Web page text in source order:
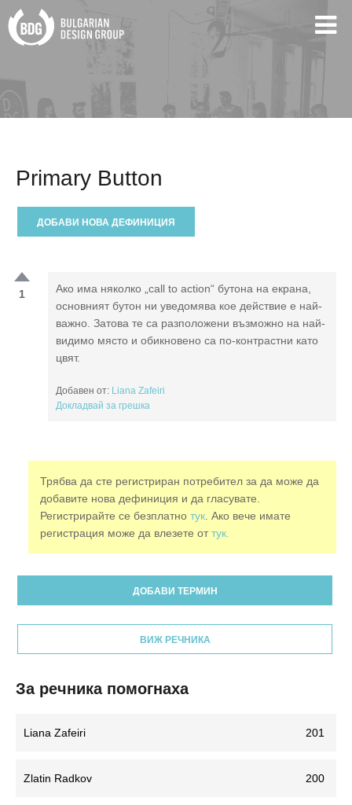
Primary Button
ДОБАВИ НОВА ДЕФИНИЦИЯ
1
Ако има няколко „call to action“ бутона на екрана,
основният бутон ни уведомява кое действие е най-
важно. Затова те са разположени възможно на най-
видимо място и обикновено са по-контрастни като
цвят.
Добавен от: Liana Zafeiri
Докладвай за грешка
Трябва да сте регистриран потребител за да може да
добавите нова дефиниция и да гласувате.
Регистрирайте се безплатнотук . Ако вече имате
регистрация може да влезете оттук.
ДОБАВИ ТЕРМИН
ВИЖ РЕЧНИКА
За речника помогнаха
Liana Zafeiri 201
Zlatin Radkov 200